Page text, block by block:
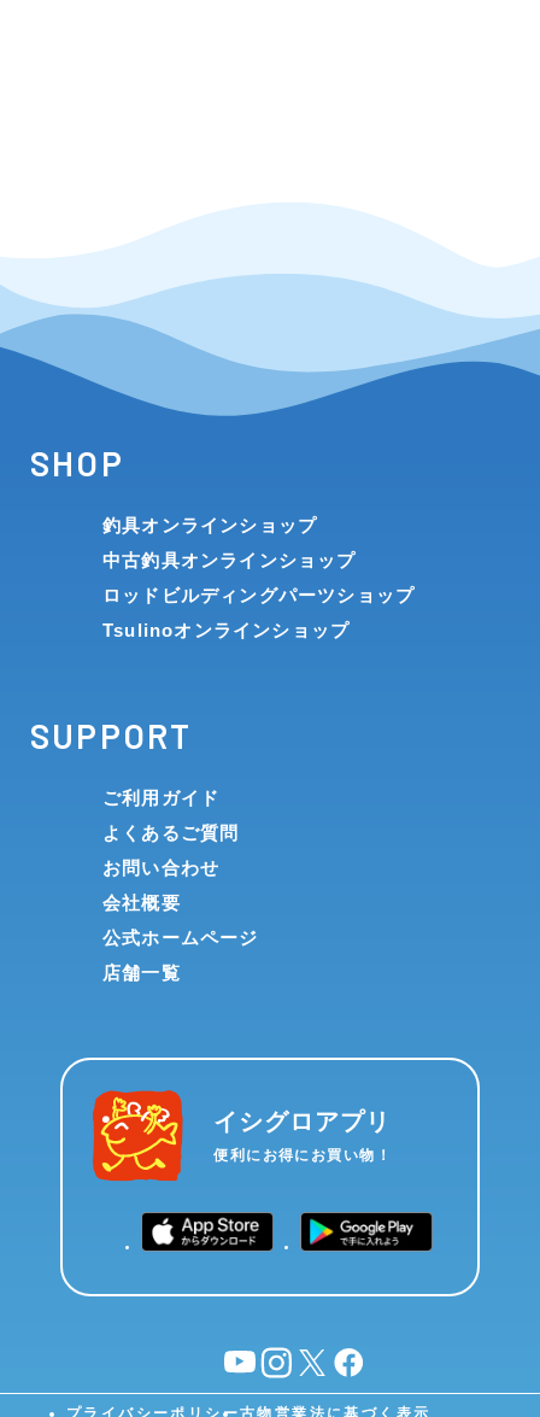
SHOP
釣具オンラインショップ
中古釣具オンラインショップ
ロッドビルディングパーツショップ
Tsulinoオンラインショップ
SUPPORT
ご利用ガイド
よくあるご質問
お問い合わせ
会社概要
公式ホームページ
店舗一覧
イシグロアプリ
便利にお得にお買い物！
YouTubeinstagram
X facebook
プライバシーポリシー古物営業法に基づく表示